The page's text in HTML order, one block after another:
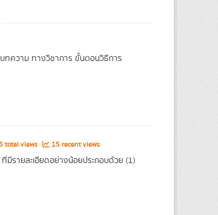
ความ ทางวิชาการ ขั้นตอนวิธีการ
total views 15 recent views
รายละเอียดอย่างน้อยประกอบด้วย (1)